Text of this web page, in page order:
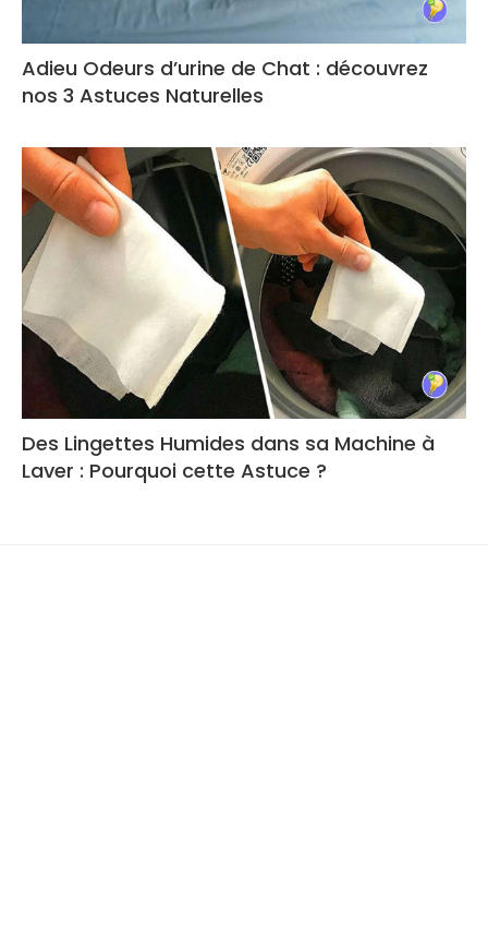
Adieu Odeurs d’urine de Chat : découvrez
nos 3 Astuces Naturelles
Des Lingettes Humides dans sa Machine à
Laver : Pourquoi cette Astuce ?